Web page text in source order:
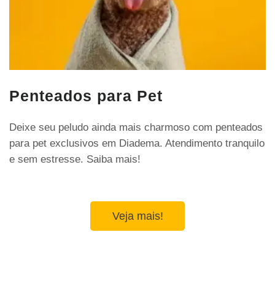
Penteados para Pet
Deixe seu peludo ainda mais charmoso com penteados
para pet exclusivos em Diadema. Atendimento tranquilo
e sem estresse. Saiba mais!
Veja mais!